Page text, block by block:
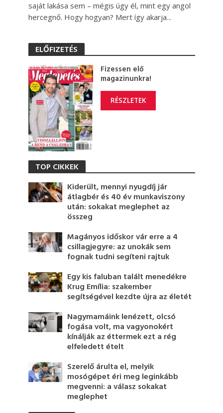
saját lakása sem – mégis úgy él, mint egy angol
hercegnő. Hogy hogyan? Mert így akarja...
ELŐFIZETÉS
Fizessen elő
magazinunkra!
RÉSZLETEK
TOP CIKKEK
Kiderült, mennyi nyugdíj jár
átlagbér és 40 év munkaviszony
után: sokakat meglephet az
összeg
Magányos időskor vár erre a 4
csillagjegyre: az unokák sem
fognak tudni segíteni rajtuk
Egy kis faluban talált menedékre
Krug Emília: szakember
segítségével kezdte újra az életét
Nagymamáink lenézett, olcsó
fogása volt, ma vagyonokért
kínálják az éttermek ezt a rég
elfeledett ételt
Szerelő árulta el, melyik
mosógépet éri meg leginkább
megvenni: a válasz sokakat
meglephet